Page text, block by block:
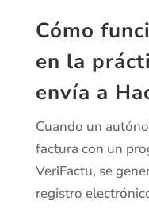
Cómo
en la
envía a
Cuando un
factura con un
VeriFactu, se
registro